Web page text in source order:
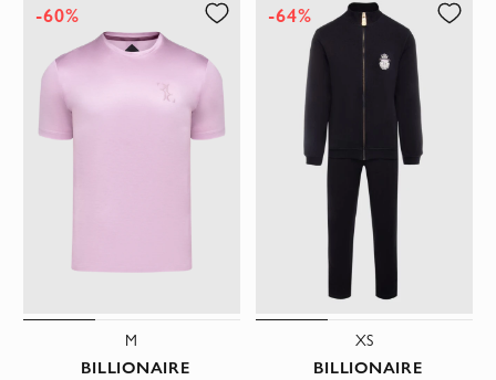
-60%
M
BILLIONAIRE
-64%
XS
BILLIONAIRE